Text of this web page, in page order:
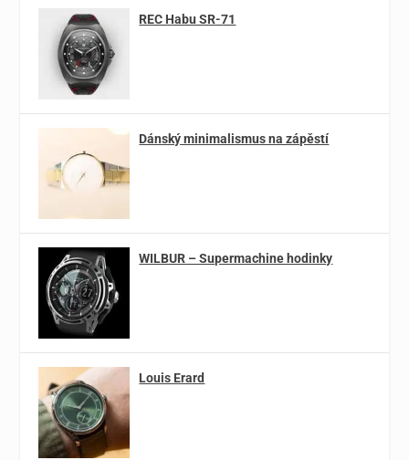
REC Habu SR-71
Dánský minimalismus na zápěstí
WILBUR – Supermachine hodinky
Louis Erard